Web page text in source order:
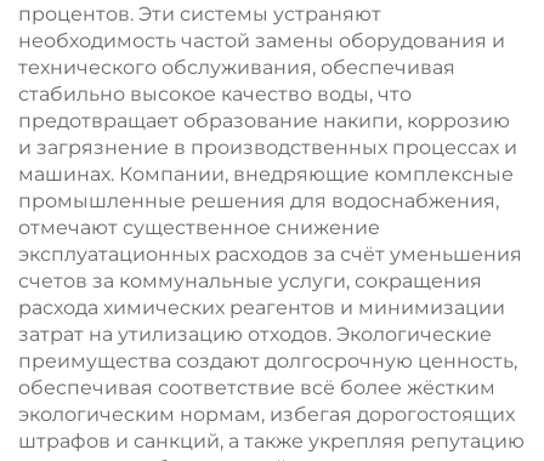
процентов. Эти системы устраняют
необходимость частой замены оборудования и
технического обслуживания, обеспечивая
стабильно высокое качество воды, что
предотвращает образование накипи, коррозию
и загрязнение в производственных процессах и
машинах. Компании, внедряющие комплексные
промышленные решения для водоснабжения,
отмечают существенное снижение
эксплуатационных расходов за счёт уменьшения
счетов за коммунальные услуги, сокращения
расхода химических реагентов и минимизации
затрат на утилизацию отходов. Экологические
преимущества создают долгосрочную ценность,
обеспечивая соответствие всё более жёстким
экологическим нормам, избегая дорогостоящих
штрафов и санкций, а также укрепляя репутацию